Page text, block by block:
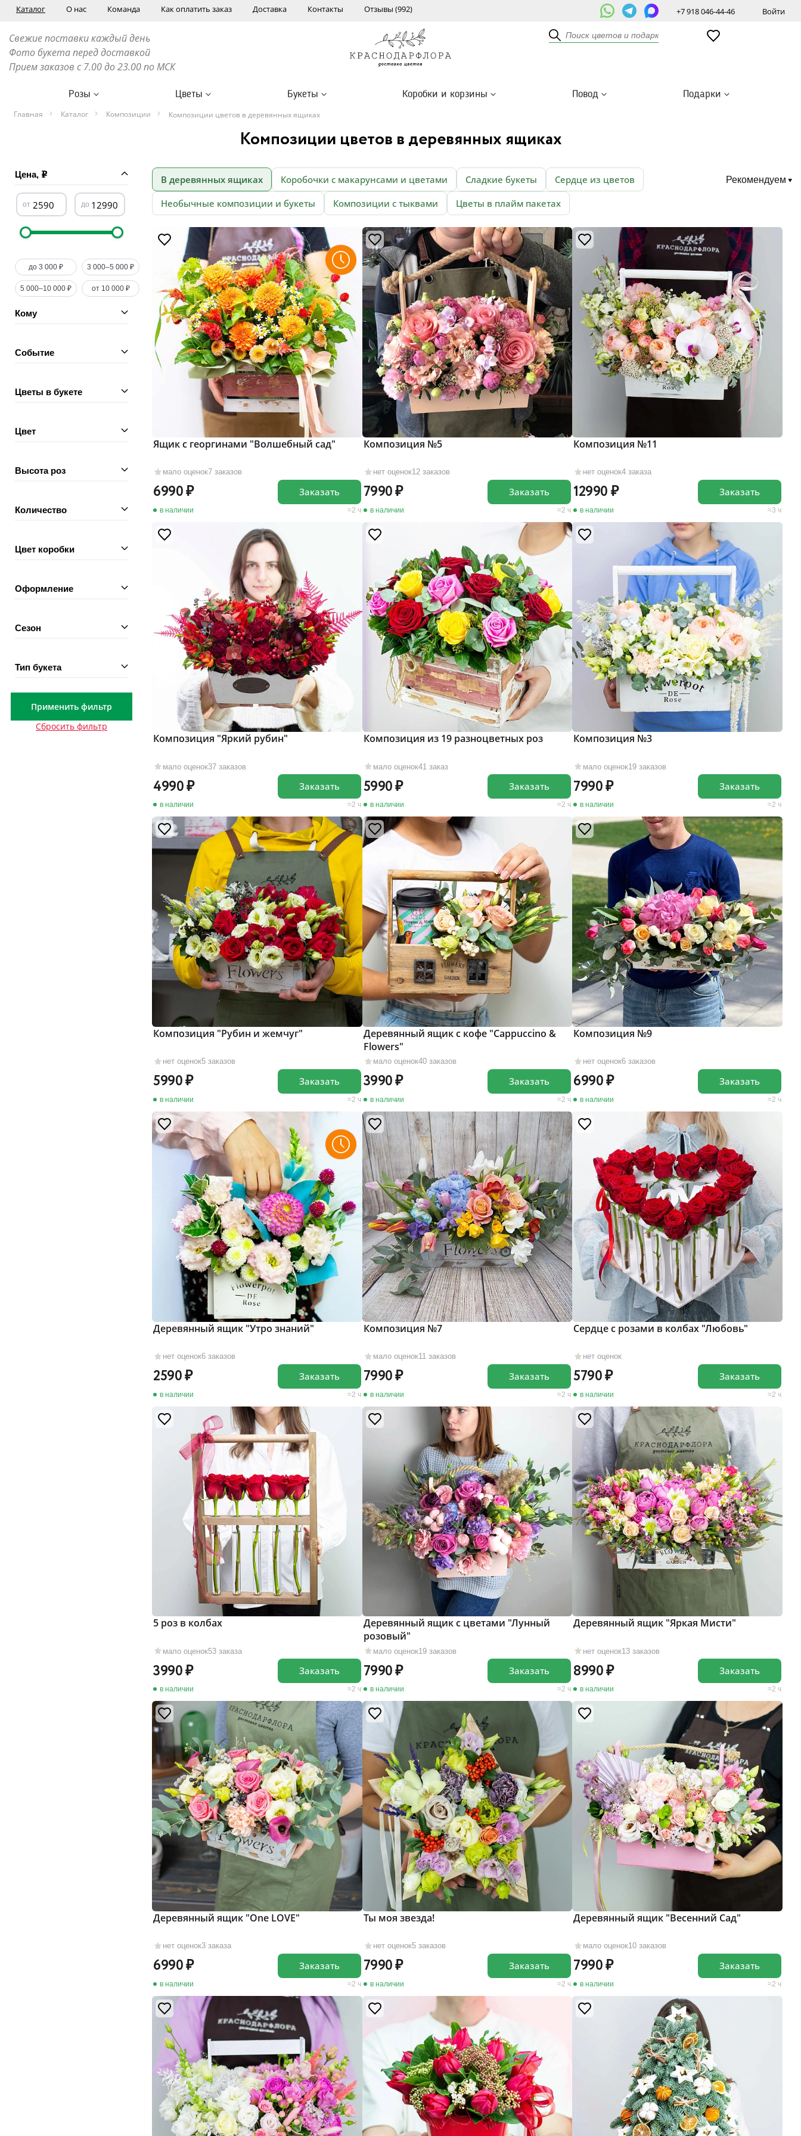
Каталог О нас Команда Как оплатить заказ Доставка Контакты Отзывы (992) +7 918 046-44-46 Войти
Свежие поставки каждый день
Фото букета перед доставкой
Прием заказов с 7.00 до 23.00 по МСК
Розы Цветы Букеты Коробки и корзины Повод Подарки
Главная Каталог Композиции Композиции цветов в деревянных ящиках
Композиции цветов в деревянных ящиках
Цена,
до 3 000 ₽ 3 000–5 000 ₽
5 000–10 000 ₽ от 10 000 ₽
Кому
Событие
Цветы в букете
Цвет
Высота роз
Количество
Цвет коробки
Оформление
Сезон
Тип букета
Применить фильтр
Сбросить фильтр
В деревянных ящиках Коробочки с макарунсами и цветами Сладкие букеты
Сердце из цветов
Необычные композиции и букеты
Композиции с тыквами Цветы в плайм пакетах
Рекомендуем
мало оценок7 заказов
Ящик с георгинами "Волшебный сад"
6990
в наличии 2 ч
Заказать
нет оценок12 заказов
Композиция №5
7990
в наличии 2 ч
Заказать
нет оценок4 заказа
Композиция №11
12990
в наличии 3 ч
Заказать
мало оценок37 заказов
Композиция "Яркий рубин"
4990
в наличии 2 ч
Заказать
мало оценок41 заказ
Композиция из 19 разноцветных роз
5990
в наличии 2 ч
Заказать
мало оценок19 заказов
Композиция №3
7990
в наличии 2 ч
Заказать
нет оценок5 заказов
Композиция "Рубин и жемчуг"
5990
в наличии 2 ч
Заказать
мало оценок40 заказов
Деревянный ящик с кофе "Cappuccino &
Flowers"
3990
в наличии 2 ч
Заказать
нет оценок6 заказов
Композиция №9
6990
в наличии 2 ч
Заказать
нет оценок6 заказов
Деревянный ящик "Утро знаний"
2590
в наличии 2 ч
Заказать
мало оценок11 заказов
Композиция №7
7990
в наличии 2 ч
Заказать
нет оценок
Сердце с розами в колбах "Любовь"
5790
в наличии 2 ч
Заказать
мало оценок53 заказа
5 роз в колбах
3990
в наличии 2 ч
Заказать
мало оценок19 заказов
Деревянный ящик с цветами "Лунный
розовый"
7990
в наличии 2 ч
Заказать
нет оценок13 заказов
Деревянный ящик "Яркая Мисти"
8990
в наличии 2 ч
Заказать
нет оценок3 заказа
Деревянный ящик "One LOVE"
6990
в наличии 2 ч
Заказать
нет оценок5 заказов
Ты моя звезда!
7990
в наличии 2 ч
Заказать
мало оценок10 заказов
Деревянный ящик "Весенний Сад"
7990
в наличии 2 ч
Заказать